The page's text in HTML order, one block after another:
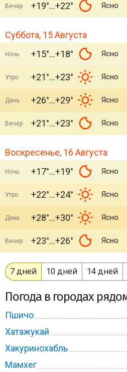
Вечер +19° +22° Ясно
Суббота, 15 Августа
Ночь +15° +18° Ясно
Утро +21° +23° Ясно
День +26° +29° Ясно
Вечер +21° +23° Ясно
Воскресенье, 16 Августа
Ночь +17° +19° Ясно
Утро +22° +24° Ясно
День +28° +30° Ясно
Вечер +23° +26° Ясно
7 дней 10 дней 14 дней
Погода в городах
Пшичо
Хатажукай
Хакуринохабль
Мамхег